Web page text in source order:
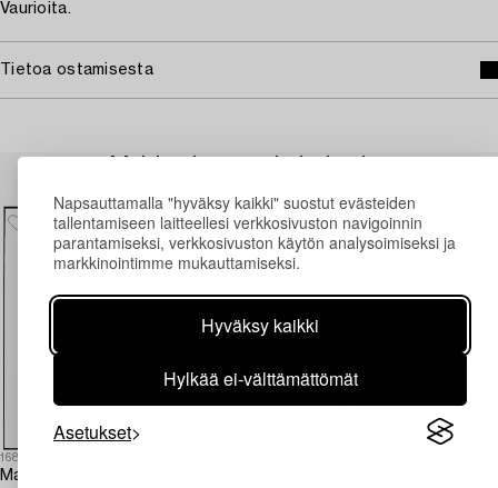
Napsauttamalla "hyväksy kaikki" suostut evästeiden
tallentamiseen laitteellesi verkkosivuston navigoinnin
parantamiseksi, verkkosivuston käytön analysoimiseksi ja
markkinointimme mukauttamiseksi.
Hyväksy kaikki
Hylkää ei-välttämättömät
Asetukset
Vaurioita.
Tietoa ostamisesta
1688630
Ma Yue,